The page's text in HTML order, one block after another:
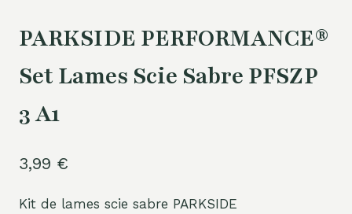
PARKSIDE PERFORMANCE®
Set Lames Scie Sabre PFSZP
3 A1
3,99 €
Kit de lames scie sabre PARKSIDE